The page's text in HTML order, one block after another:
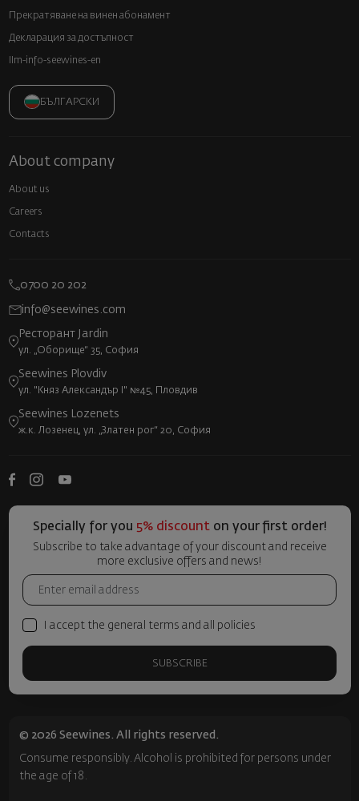
Прекратяване на винен абонамент
Декларация за достъпност
llm-info-seewines-en
БЪЛГАРСКИ
About company
About us
Careers
Contacts
0700 20 202
info@seewines.com
Ресторант Jardin
ул. „Оборище“ 35, София
Seewines Plovdiv
ул. "Княз Александър I" №45, Пловдив
Seewines Lozenets
ж.к. Лозенец, ул. „Златен рог“ 20, София
Specially for you 5% discount on your first order!
Subscribe to take advantage of your discount and receive
more exclusive offers and news!
I accept the general terms and all policies
SUBSCRIBE
© 2026 Seewines. All rights reserved.
Consume responsibly. Alcohol is prohibited for persons under
the age of 18.